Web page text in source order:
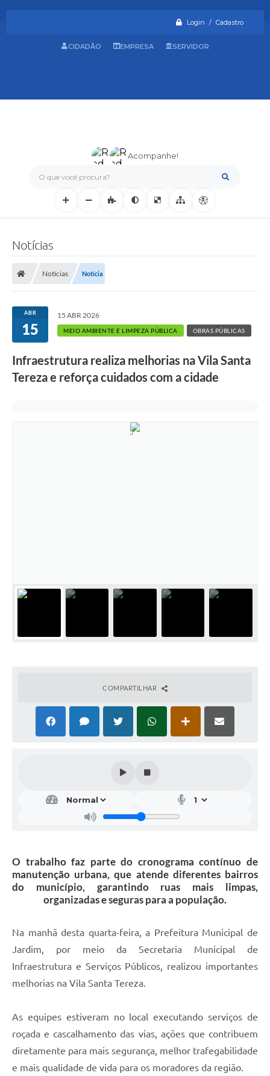
Login / Cadastro
O que você procura?
Acompanhe!
CIDADÃO EMPRESA SERVIDOR
Notícias
Notícias Notícia
ABR
15
15 ABR 2026
MEIO AMBIENTE E LIMPEZA PÚBLICA OBRAS PÚBLICAS
Infraestrutura realiza melhorias na Vila Santa
Tereza e reforça cuidados com a cidade
COMPARTILHAR
O trabalho faz parte do cronograma contínuo de
manutenção urbana, que atende diferentes bairros
do município, garantindo ruas mais limpas,
organizadas e seguras para a população.
Na manhã desta quarta-feira, a Prefeitura Municipal de
Jardim, por meio da Secretaria Municipal de
Infraestrutura e Serviços Públicos, realizou importantes
melhorias na Vila Santa Tereza.
As equipes estiveram no local executando serviços de
roçada e cascalhamento das vias, ações que contribuem
diretamente para mais segurança, melhor trafegabilidade
e mais qualidade de vida para os moradores da região.